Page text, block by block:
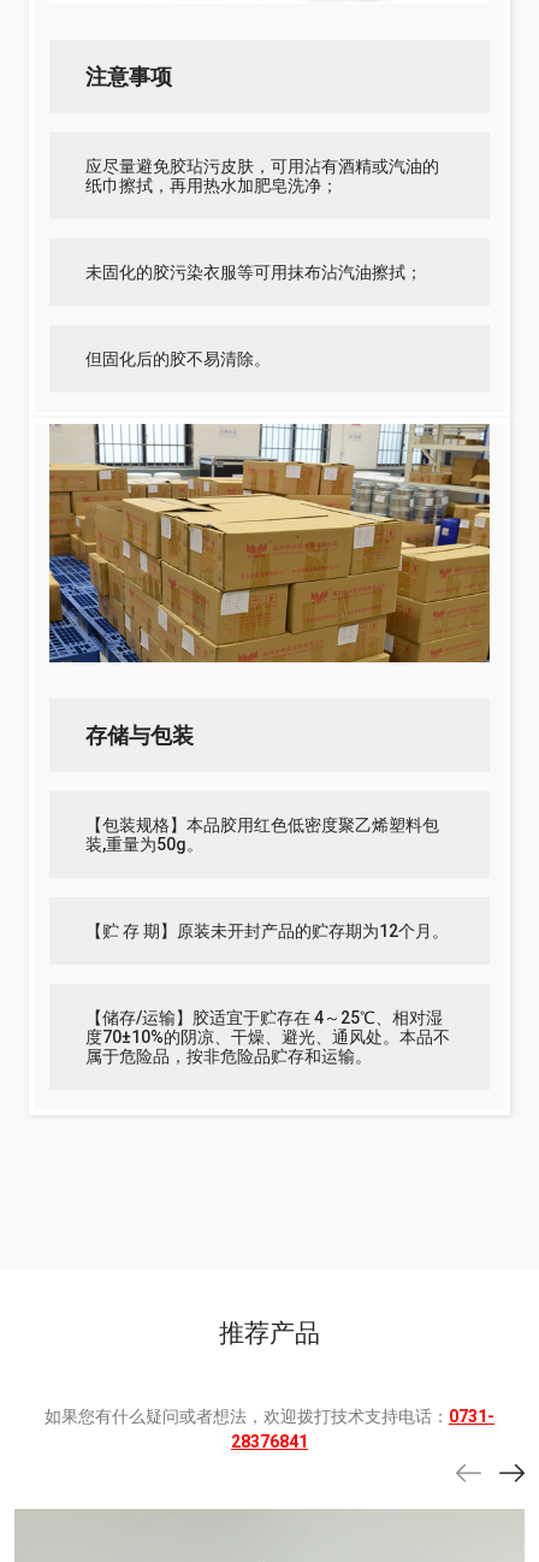
注意事项
应尽量避免胶玷污皮肤，可用沾有酒精或汽油的
纸巾擦拭，再用热水加肥皂洗净；
未固化的胶污染衣服等可用抹布沾汽油擦拭；
但固化后的胶不易清除。
存储与包装
【包装规格】本品胶用红色低密度聚乙烯塑料包
装,重量为50g。
【贮 存 期】原装未开封产品的贮存期为12个月。
【储存/运输】胶适宜于贮存在 4～25℃、相对湿
度70±10%的阴凉、干燥、避光、通风处。本品不
属于危险品，按非危险品贮存和运输。
推荐产品
如果您有什么疑问或者想法，欢迎拨打技术支持电话： 0731-
28376841